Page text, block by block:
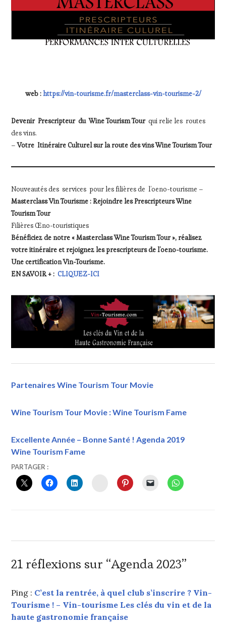
web :https://vin-tourisme.fr/masterclass-vin-tourisme-2/
Devenir Prescripteur du Wine Tourism Tourqui relie les routes
des vins.
–Votre Itinéraire Culturel sur la route des vins Wine Tourism Tour
Nouveautés des services pour les filières de l’oeno-tourisme –
Masterclass Vin Tourisme : Rejoindre les Prescripteurs Wine
Tourism Tour
Filières Œno-touristiques
Bénéficiez de notre « Masterclass Wine Tourism Tour », réalisez
votre itinéraire et rejoignez les prescripteurs de l’oeno-tourisme.
Une certification Vin-Tourisme.
EN SAVOIR + :CLIQUEZ-ICI
Partenaires Wine Tourism Tour Movie
Wine Tourism Tour Movie : Wine Tourism Fame
Excellente Année – Bonne Santé ! Agenda 2019
Wine Tourism Fame
1
JANVIER
2019
VINTOURISME
#TASTINGMOVIE
#VINTOURISME
,
#WINETASTINGVOUCHER
VIP
MULTIMEDIA
AND
CULTURAL
PARTAGER :
INSTAGRAM
21 réflexions sur “Agenda 2023”
Ping : C’est la rentrée, à quel club s’inscrire ? Vin-
Tourisme ! – Vin-tourisme Les clés du vin et de la
haute gastronomie française